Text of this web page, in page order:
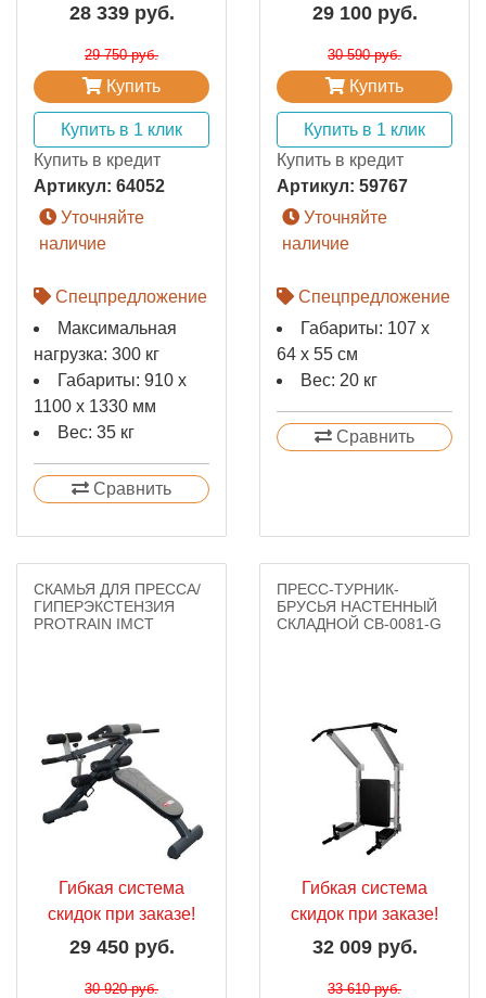
28 339 руб.
29 750 руб.
Купить
Купить в 1 клик
Купить в кредит
Артикул: 64052
Уточняйте
наличие
Спецпредложение
Максимальная
нагрузка: 300 кг
Габариты: 910 x
1100 x 1330 мм
Вес: 35 кг
Сравнить
29 100 руб.
30 590 руб.
Купить
Купить в 1 клик
Купить в кредит
Артикул: 59767
Уточняйте
наличие
Спецпредложение
Габариты: 107 х
64 х 55 см
Вес: 20 кг
Сравнить
СКАМЬЯ ДЛЯ ПРЕССА/
ГИПЕРЭКСТЕНЗИЯ
PROTRAIN IMCT
Гибкая система
скидок при заказе!
29 450 руб.
30 920 руб.
ПРЕСС-ТУРНИК-
БРУСЬЯ НАСТЕННЫЙ
СКЛАДНОЙ СВ-0081-G
Гибкая система
скидок при заказе!
32 009 руб.
33 610 руб.